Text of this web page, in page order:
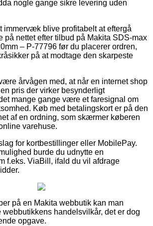
nogle gange sikre levering uden
immervæk blive profitabelt at eftergå
på nettet efter tilbud på Makita SDS-max
– P-77796 før du placerer ordren,
på at modtage den skarpeste
årvågen med, at når en internet shop
pris der virker besynderligt
mange gange være et faresignal om
Køb med betalingskort er på den
af en ordning, som skærmer køberen
varehuse.
for kortbestillinger eller MobilePay.
burde du udnytte en
f.eks. ViaBill, ifald du vil afdrage
på en Makita webbutik kan man
webbutikkens handelsvilkår, det er dog
opgave.